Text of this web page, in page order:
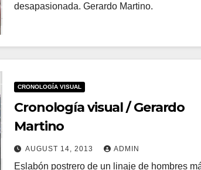
desapasionada. Gerardo Martino.
CRONOLOGÍA VISUAL
Cronología visual / Gerardo
Martino
AUGUST 14, 2013 ADMIN
Eslabón postrero de un linaje de hombres